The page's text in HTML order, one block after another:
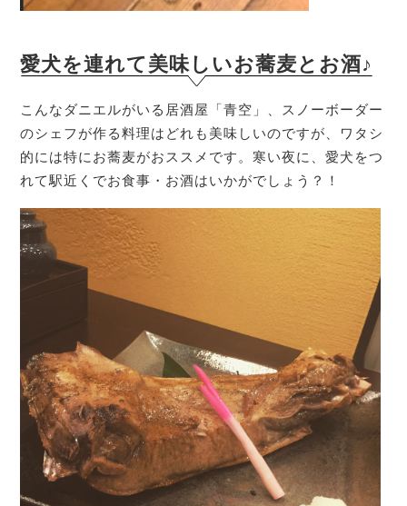
愛犬を連れて美味しいお蕎麦とお酒♪
こんなダニエルがいる居酒屋「青空」、スノーボーダー
のシェフが作る料理はどれも美味しいのですが、ワタシ
的には特にお蕎麦がおススメです。寒い夜に、愛犬をつ
れて駅近くでお食事・お酒はいかがでしょう？！